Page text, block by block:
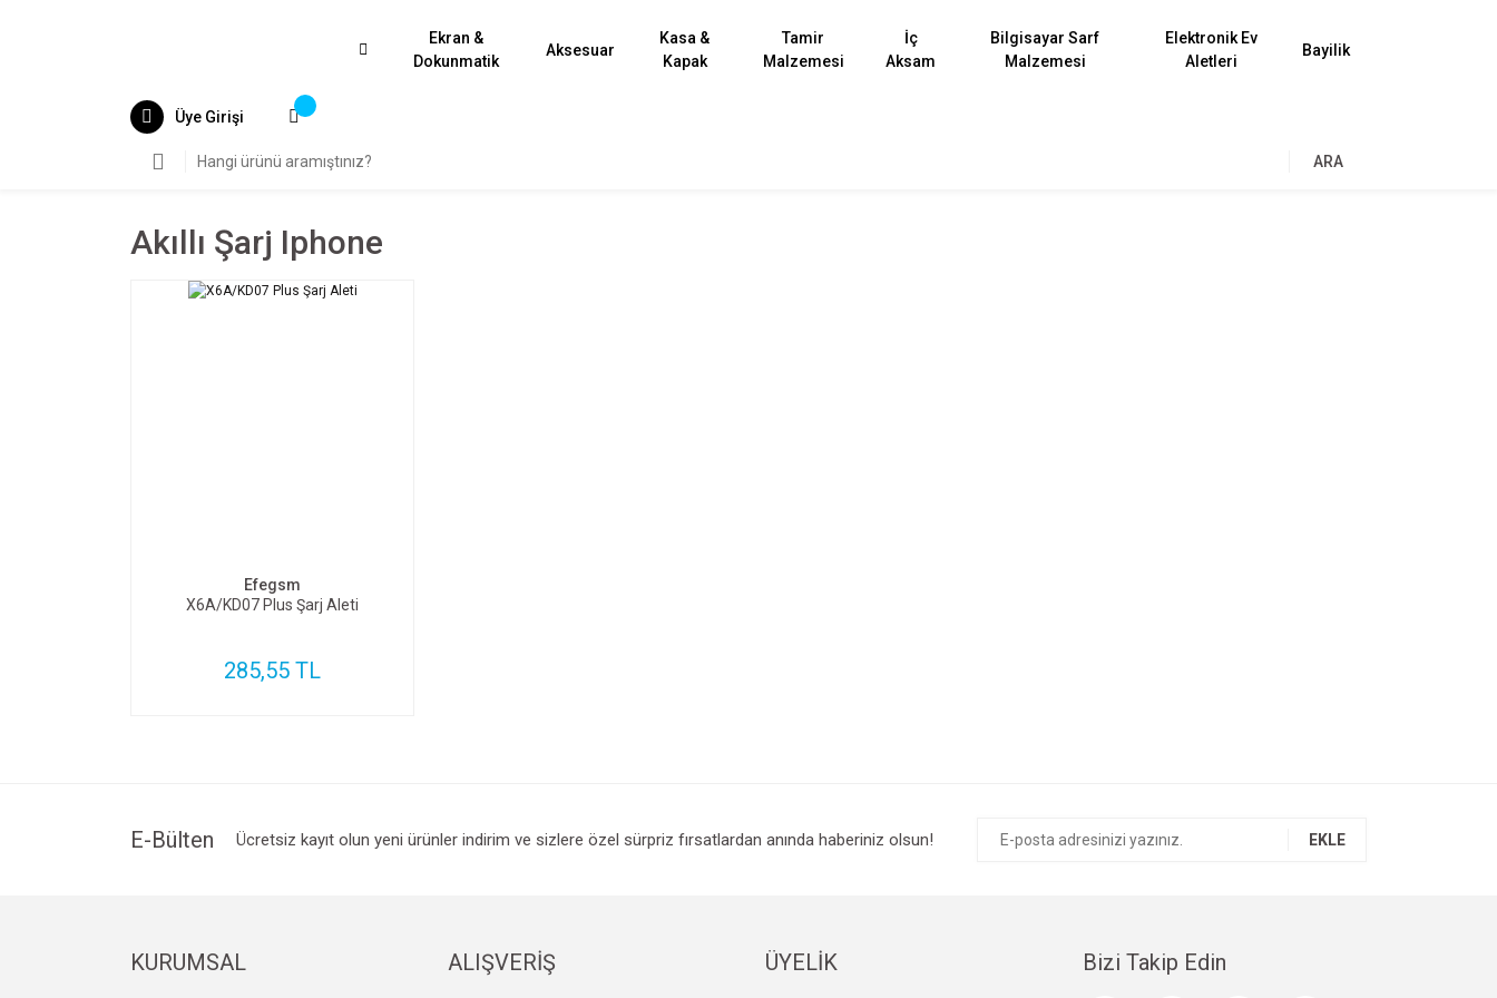
Ekran &
Dokunmatik
Aksesuar
Kasa &
Kapak
Tamir
Malzemesi
İç
Aksam
Bilgisayar Sarf
Malzemesi
Elektronik Ev
Aletleri
Bayilik
Üye Girişi
ARA
Akıllı Şarj Iphone
Efegsm
X6A/KD07 Plus Şarj Aleti
285,55 TL
E-Bülten Ücretsiz kayıt olun yeni ürünler indirim ve sizlere özel sürpriz fırsatlardan anında haberiniz olsun! EKLE
KURUMSAL ALIŞVERİŞ ÜYELİK Bizi Takip Edin